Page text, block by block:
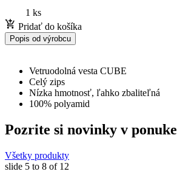
1 ks
Pridať do košíka
Popis od výrobcu
Vetruodolná vesta CUBE
Celý zips
Nízka hmotnosť, ľahko zbaliteľná
100% polyamid
Pozrite si novinky v ponuke
Všetky produkty
slide 5 to 8 of 12